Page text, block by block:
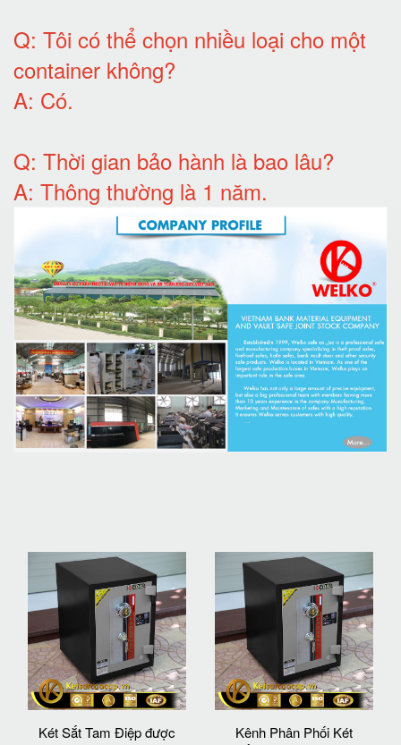
Q: Tôi có thể chọn nhiều loại cho một
container không?
A: Có.
Q: Thời gian bảo hành là bao lâu?
A: Thông thường là 1 năm.
Két Sắt Tam Điệp được
Kênh Phân Phối Két